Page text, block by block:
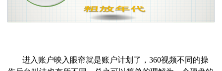
进入账户映入眼帘就是账户计划了，360视频不同的操